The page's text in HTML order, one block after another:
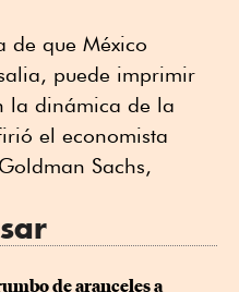
de que México
puede imprimir
la dinámica de la
el economista
Sachs,
de aranceles a